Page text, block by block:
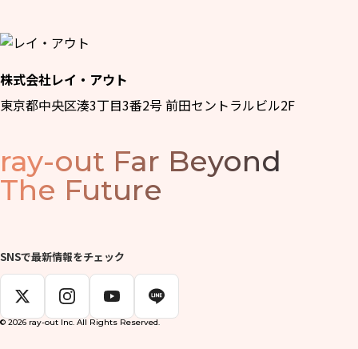
株式会社レイ・アウト
東京都中央区湊3丁目3番2号 前田セントラルビル2F
ray-out Far Beyond
The Future
SNSで最新情報をチェック
© 2026 ray-out Inc. All Rights Reserved.